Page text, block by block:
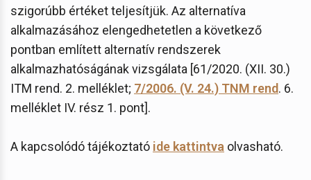
szigorúbb értéket teljesítjük. Az alternatíva
alkalmazásához elengedhetetlen a következő
pontban említett alternatív rendszerek
alkalmazhatóságának vizsgálata [61/2020. (XII. 30.)
ITM rend. 2. melléklet; 7/2006. (V. 24.) TNM rend. 6.
melléklet IV. rész 1. pont].
A kapcsolódó tájékoztató ide kattintva olvasható.